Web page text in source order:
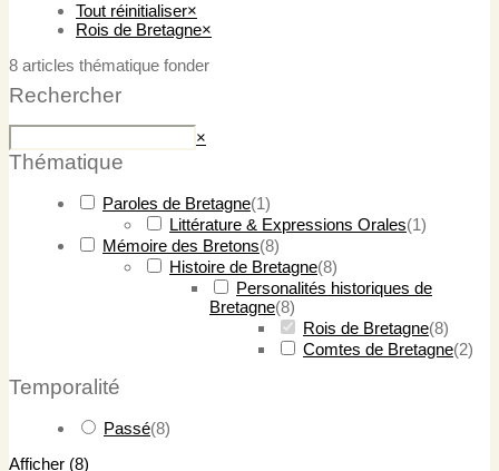
Tout réinitialiser×
Rois de Bretagne×
8 articles thématique fonder
Rechercher
Rechercher ×
Thématique
Paroles de Bretagne(1)
Littérature & Expressions Orales(1)
Mémoire des Bretons(8)
Histoire de Bretagne(8)
Personalités historiques de
Bretagne(8)
Rois de Bretagne(8)
Comtes de Bretagne(2)
Temporalité
Passé(8)
Afficher (8)